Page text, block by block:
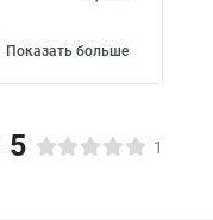
Показать больше
5 1